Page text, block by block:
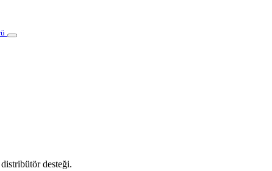
desteği.